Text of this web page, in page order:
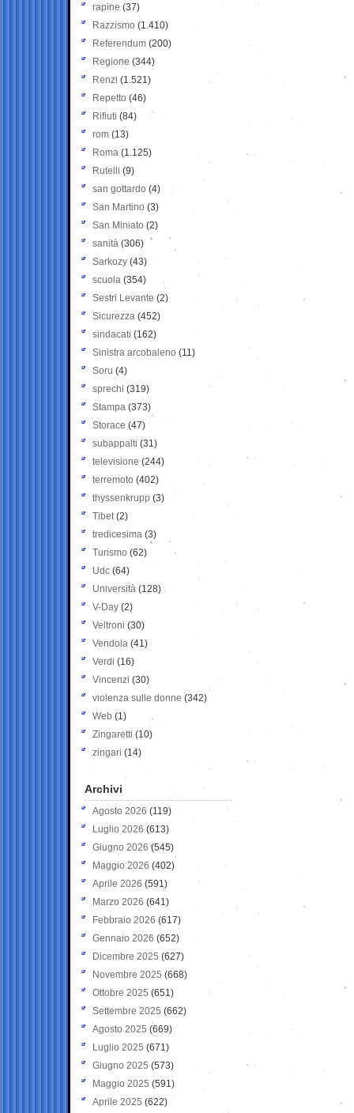
rapine (37)
Razzismo (1.410)
Referendum (200)
Regione (344)
Renzi (1.521)
Repetto (46)
Rifiuti (84)
rom (13)
Roma (1.125)
Rutelli (9)
san gottardo (4)
San Martino (3)
San Miniato (2)
sanità (306)
Sarkozy (43)
scuola (354)
Sestri Levante (2)
Sicurezza (452)
sindacati (162)
Sinistra arcobaleno (11)
Soru (4)
sprechi (319)
Stampa (373)
Storace (47)
subappalti (31)
televisione(244)
terremoto (402)
thyssenkrupp (3)
Tibet(2)
tredicesima (3)
Turismo (62)
Udc (64)
Università (128)
V-Day (2)
Veltroni (30)
Vendola (41)
Verdi (16)
Vincenzi (30)
violenza sulle donne (342)
Web (1)
Zingaretti (10)
zingari (14)
Archivi
Agosto 2026 (119)
Luglio 2026 (613)
Giugno 2026 (545)
Maggio 2026 (402)
Aprile 2026 (591)
Marzo 2026 (641)
Febbraio 2026 (617)
Gennaio 2026 (652)
Dicembre 2025 (627)
Novembre 2025 (668)
Ottobre 2025 (651)
Settembre 2025 (662)
Agosto 2025 (669)
Luglio 2025 (671)
Giugno 2025 (573)
Maggio 2025 (591)
Aprile 2025 (622)